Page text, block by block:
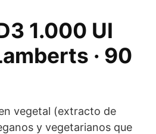
1.000 UI
· 90
vegetal (extracto de
y vegetarianos que